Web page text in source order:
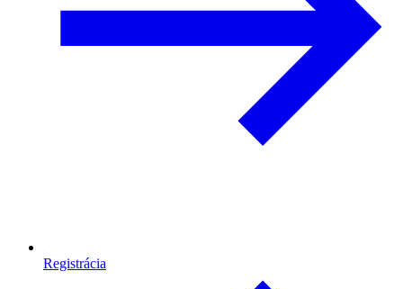
Registrácia